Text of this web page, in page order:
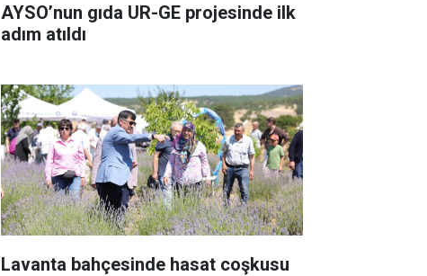
AYSO’nun gıda UR-GE projesinde ilk
adım atıldı
Lavanta bahçesinde hasat coşkusu